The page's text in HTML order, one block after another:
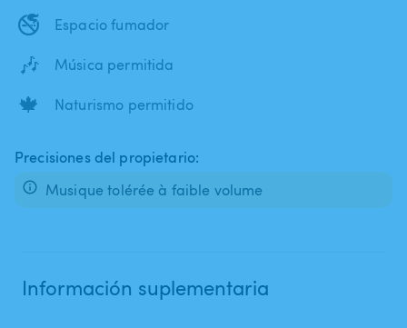
🚭 Espacio fumador
🎶 Música permitida
🍁 Naturismo permitido
Precisiones del propietario:
Información suplementaria